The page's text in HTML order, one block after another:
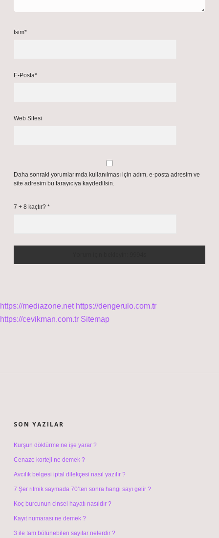
İsim*
E-Posta*
Web Sitesi
Daha sonraki yorumlarımda kullanılması için adım, e-posta adresim ve
site adresim bu tarayıcıya kaydedilsin.
7 + 8 kaçtır? *
https://mediazone.net https://dengerulo.com.tr
https://cevikman.com.tr Sitemap
SON YAZILAR
Kurşun döktürme ne işe yarar ?
Cenaze korteji ne demek ?
Avcılık belgesi iptal dilekçesi nasıl yazılır ?
7 Şer ritmik saymada 70’ten sonra hangi sayı gelir ?
Koç burcunun cinsel hayatı nasıldır ?
Kayıt numarası ne demek ?
3 ile tam bölünebilen sayılar nelerdir ?